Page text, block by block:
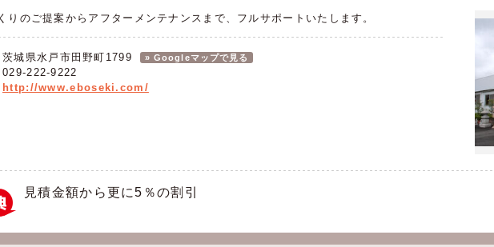
りのご提案からアフターメンテナンスまで、フルサポートいたします。
茨城県水戸市田野町1799 » Googleマップで見る
029-222-9222
http://www.eboseki.com/
見積金額から更に5％の割引